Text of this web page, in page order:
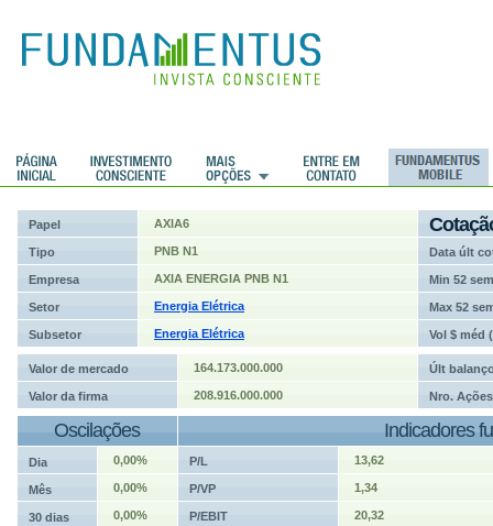
Papel AXIA6
Tipo PNB N1 Data últ
Empresa AXIA ENERGIA PNB N1 Min 52 sem
Setor Energia Elétrica Max 52
Subsetor Energia Elétrica Vol $ méd
Valor de mercado 164.173.000.000 Últ
Valor da firma 208.916.000.000 Nro. Ações
Oscilações Indicadores
Dia 0,00% P/L 13,62
Mês 0,00% P/VP 1,34
30 dias 0,00% P/EBIT 20,32